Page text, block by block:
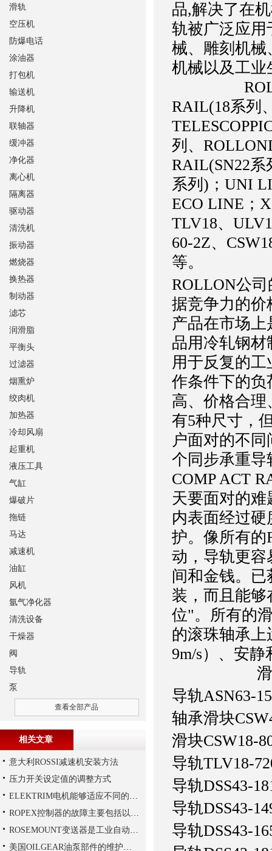
品,解决了在
轨被广泛应用
械、雕刻机械
机械以及
ROLLON
RAIL(18系列
列、
RAIL(SN22系
系列)；UNI
ECO LINE；
TLV18、
60-2Z、
等。
ROLLON公
据竞争力的价
产品在市场
品用冷轧钢
用于反复的
作条件下的负
高、价格合
有5种尺寸，
户面对的不
个同步承重导
COMP ACT
天要面对的
内表面经过
护。像所有的
动，导轨更容
间和金钱。
装，而且能
位"。所有的
的滚珠轴承
9m/s）、
滑轨
导轨ASN63-
轴承滑块
滑块CSW18-
导轨TLV18-
导轨DSS43-
导轨DSS43-
导轨DSS43-
滑轨
空压机
防爆电话
涂油器
打包机
输送机
升降机
联轴器
缓冲器
净化器
离心机
隔离器
驱动器
清洗机
振动器
燃烧器
换热器
制动器
滤芯
润滑脂
平衡头
过滤器
烟熏炉
绞肉机
加热器
冷却风扇
起重机
液压工具
气缸
爆破片
拖链
马达
减速机
油缸
风机
氩气净化器
清洗设备
干燥器
阀
导轨
泵
查看全部产品
相关文章
意大利ROSSI减速机安装方法
压力开关设定值的调整方式
ELEKTRIM电机能够适应不同的工作需求
ROPEX控制器的故障主要包括以下几种情况
ROSEMOUNT变送器是工业自动化领域中的重要组成部分
美国OILGEAR油泵部件的维护和修理